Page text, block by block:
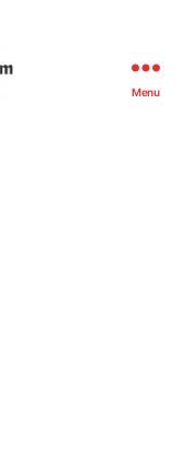
Menu